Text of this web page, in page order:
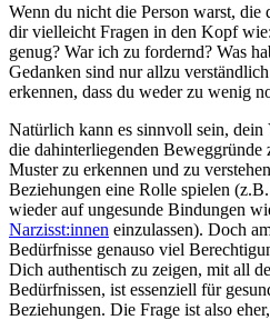
Wenn du nicht die Person warst, die
dir vielleicht Fragen in den Kopf
genug? War ich zu fordernd? Was
Gedanken sind nur allzu
erkennen, dass du weder zu wenig
Natürlich kann es sinnvoll sein, dein
die dahinterliegenden
Muster zu erkennen und zu
Beziehungen eine Rolle spielen
wieder auf ungesunde Bindungen
Narzisst:innen einzulassen). Doch
Bedürfnisse genauso viel
Dich authentisch zu zeigen, mit all
Bedürfnissen, ist essenziell für
Beziehungen. Die Frage ist also